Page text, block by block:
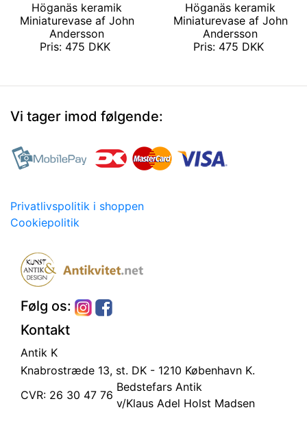
Höganäs keramik
Miniaturevase af John
Andersson
Pris: 475 DKK
Höganäs keramik
Miniaturevase af John
Andersson
Pris: 475 DKK
Vi tager imod følgende:
Privatlivspolitik i shoppen
Cookiepolitik
Følg os:
Kontakt
Antik K
Knabrostræde 13, st. DK - 1210 København K.
CVR: 26 30 47 76
Bedstefars Antik
v/Klaus Adel Holst Madsen